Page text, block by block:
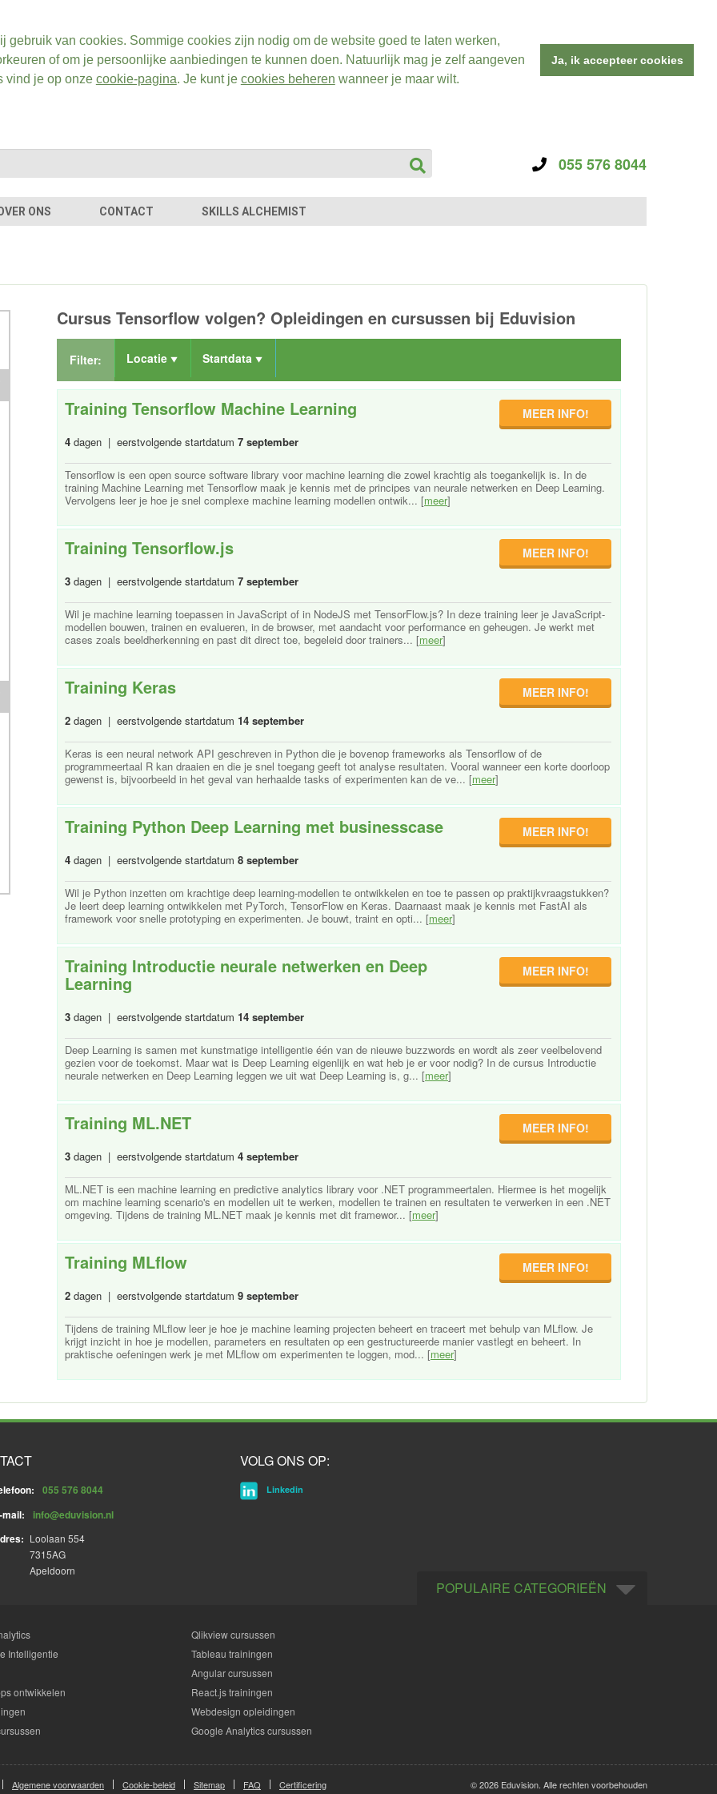
van cookies. Sommige cookies zijn nodig om de website goed te laten werken,
of om je persoonlijke aanbiedingen te kunnen doen. Natuurlijk mag je zelf aangeven
vind je op onze cookie-pagina. Je kunt je cookies beheren wanneer je maar wilt.
Ja, ik accepteer cookies
055 576 8044
ONS CONTACT SKILLS ALCHEMIST
Cursus Tensorflow volgen? Opleidingen en cursussen bij Eduvision
Filter: Locatie Startdata
Training Tensorflow Machine Learning
4 dagen | eerstvolgende startdatum 7 september
MEER INFO!
Tensorflow is een open source software library voor machine learning die zowel krachtig als toegankelijk is. In de
training Machine Learning met Tensorflow maak je kennis met de principes van neurale netwerken en Deep Learning.
Vervolgens leer je hoe je snel complexe machine learning modellen ontwik... [meer]
Training Tensorflow.js
3 dagen | eerstvolgende startdatum 7 september
MEER INFO!
Wil je machine learning toepassen in JavaScript of in NodeJS met TensorFlow.js? In deze training leer je JavaScript-
modellen bouwen, trainen en evalueren, in de browser, met aandacht voor performance en geheugen. Je werkt met
cases zoals beeldherkenning en past dit direct toe, begeleid door trainers... [meer]
Training Keras
2 dagen | eerstvolgende startdatum 14 september
MEER INFO!
Keras is een neural network API geschreven in Python die je bovenop frameworks als Tensorflow of de
programmeertaal R kan draaien en die je snel toegang geeft tot analyse resultaten. Vooral wanneer een korte doorloop
gewenst is, bijvoorbeeld in het geval van herhaalde tasks of experimenten kan de ve... [meer]
Training Python Deep Learning met businesscase
4 dagen | eerstvolgende startdatum 8 september
MEER INFO!
Wil je Python inzetten om krachtige deep learning-modellen te ontwikkelen en toe te passen op praktijkvraagstukken?
Je leert deep learning ontwikkelen met PyTorch, TensorFlow en Keras. Daarnaast maak je kennis met FastAI als
framework voor snelle prototyping en experimenten. Je bouwt, traint en opti... [meer]
Training Introductie neurale netwerken en Deep
Learning
3 dagen | eerstvolgende startdatum 14 september
MEER INFO!
Deep Learning is samen met kunstmatige intelligentie één van de nieuwe buzzwords en wordt als zeer veelbelovend
gezien voor de toekomst. Maar wat is Deep Learning eigenlijk en wat heb je er voor nodig? In de cursus Introductie
neurale netwerken en Deep Learning leggen we uit wat Deep Learning is, g... [meer]
Training ML.NET
3 dagen | eerstvolgende startdatum 4 september
MEER INFO!
ML.NET is een machine learning en predictive analytics library voor .NET programmeertalen. Hiermee is het mogelijk
om machine learning scenario's en modellen uit te werken, modellen te trainen en resultaten te verwerken in een .NET
omgeving. Tijdens de training ML.NET maak je kennis met dit framewor... [meer]
Training MLflow
2 dagen | eerstvolgende startdatum 9 september
MEER INFO!
Tijdens de training MLflow leer je hoe je machine learning projecten beheert en traceert met behulp van MLflow. Je
krijgt inzicht in hoe je modellen, parameters en resultaten op een gestructureerde manier vastlegt en beheert. In
praktische oefeningen werk je met MLflow om experimenten te loggen, mod... [meer]
055 576 8044
mail:
info@eduvision.nl
Loolaan 554
7315AG
Apeldoorn
VOLG ONS OP:
Linkedin
POPULAIRE CATEGORIEËN
Intelligentie
ontwikkelen
Qlikview cursussen
Tableau trainingen
Angular cursussen
React.js trainingen
Webdesign opleidingen
Google Analytics cursussen
Algemene voorwaarden Cookie-beleid Sitemap FAQ Certificering © 2026 Eduvision. Alle rechten voorbehouden